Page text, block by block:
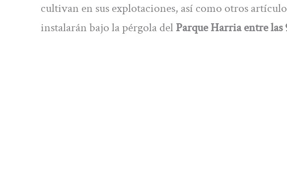
cultivan en sus explotaciones, así como otros
instalarán bajo la pérgola delParque Harria entre las